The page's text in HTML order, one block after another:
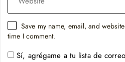
Save my name, email, and
time I comment.
Sí, agrégame a tu lista de